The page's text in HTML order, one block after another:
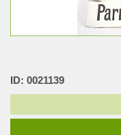
ID: 0021139